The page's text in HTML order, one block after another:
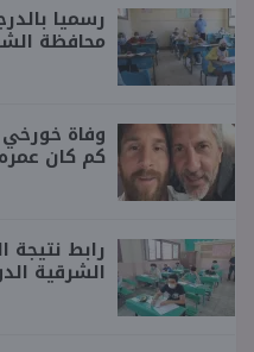
رسميا
محافظة
وفاة خورخي
كم كان
رابط نتيجة
الشرقية الدور